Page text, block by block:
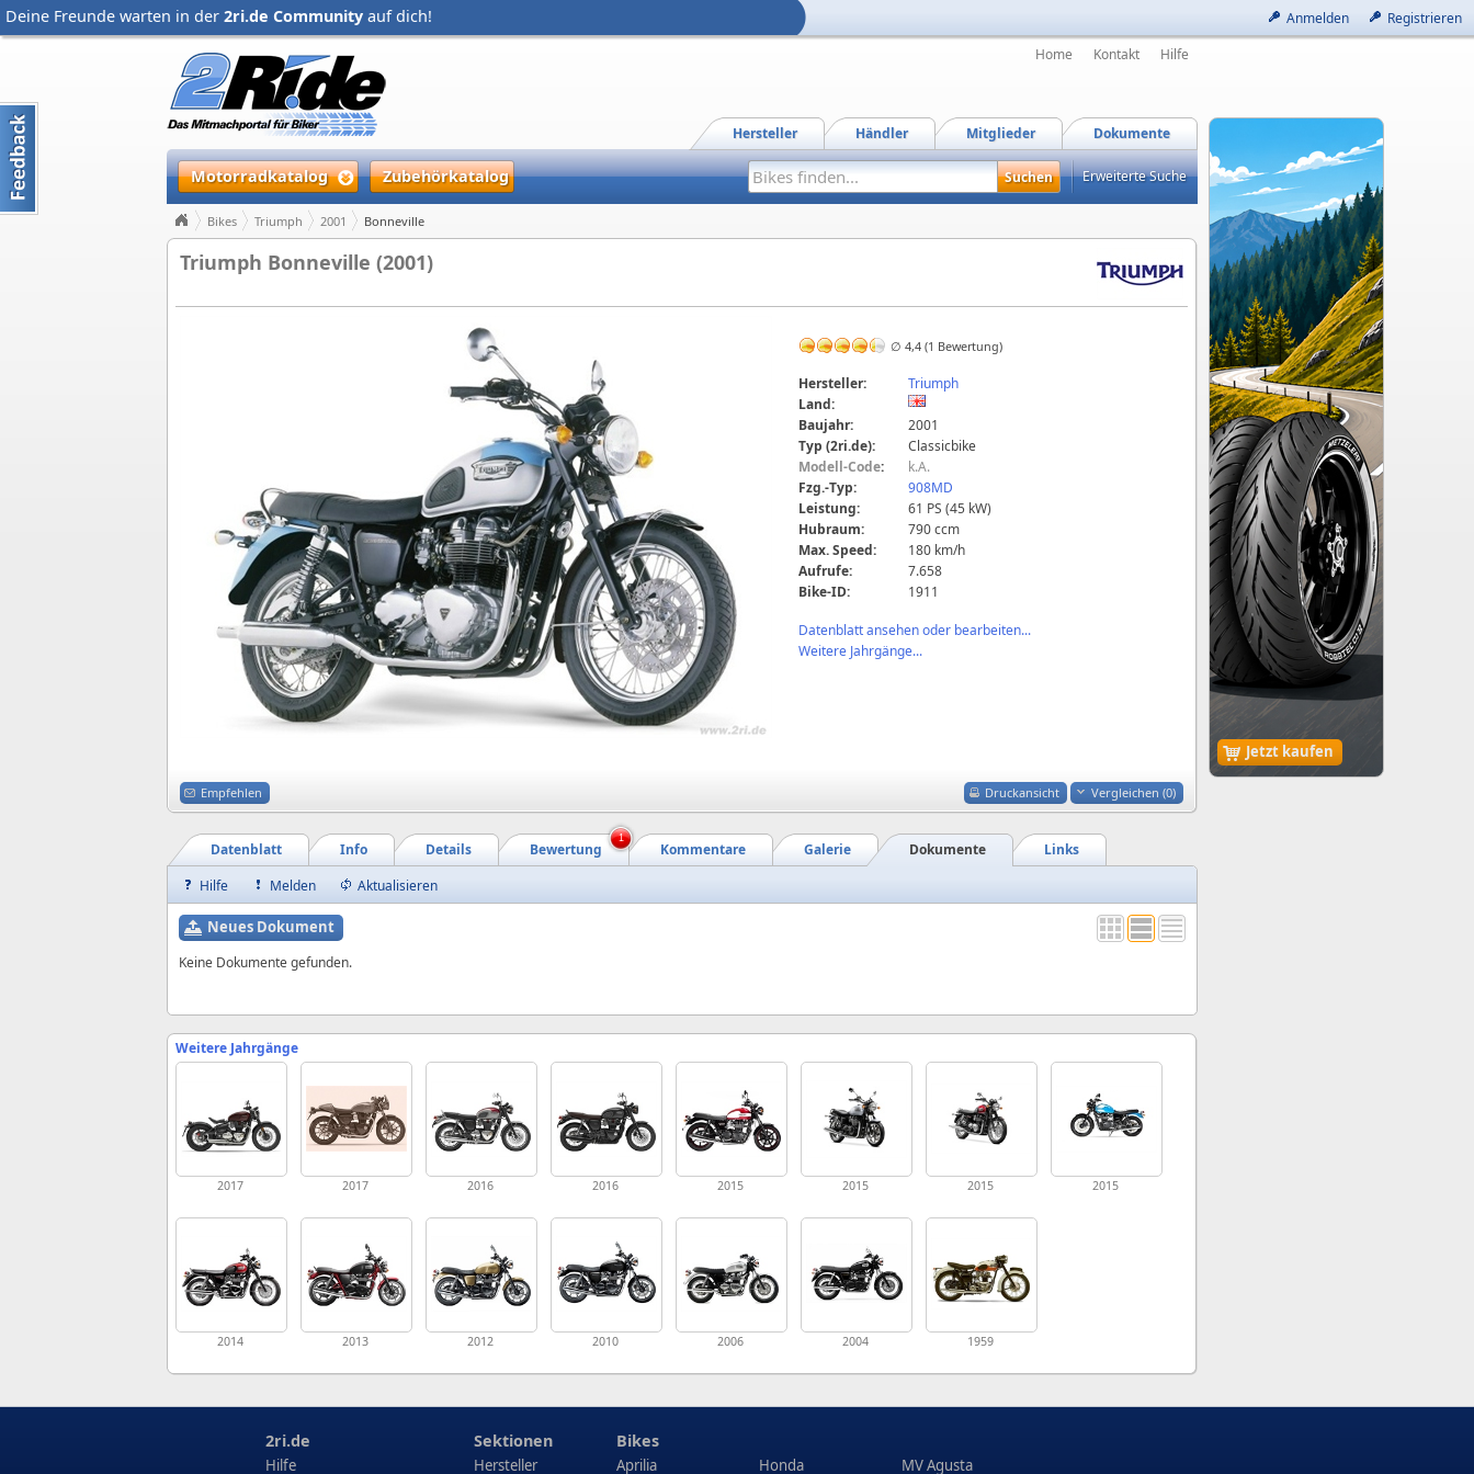
Anmelden Registrieren
Deine Freunde warten in der 2ri.de Community auf dich!
Jetzt kaufen
Home Kontakt Hilfe
Dokumente
Mitglieder
Händler
Hersteller
Motorradkatalog Zubehörkatalog Erweiterte Suche
Bikes Triumph 2001 Bonneville
Triumph Bonneville (2001)
∅ 4,4 (1 Bewertung)
Hersteller:
Triumph
Land:
Baujahr:
2001
Typ (2ri.de):
Classicbike
Modell-Code:
k.A.
Fzg.-Typ:
908MD
Leistung:
61 PS (45 kW)
Hubraum:
790 ccm
Max. Speed:
180 km/h
Aufrufe:
7.658
Bike-ID:
1911
Datenblatt ansehen oder bearbeiten...
Weitere Jahrgänge...
Druckansicht Vergleichen (0)
Empfehlen
Links
Dokumente
Galerie
Kommentare
Bewertung
Details
Info
Datenblatt
1
Hilfe Melden Aktualisieren
Neues Dokument
Keine Dokumente gefunden.
Weitere Jahrgänge
2017 2017 2016 2016 2015 2015 2015 2015
2014 2013 2012 2010 2006 2004 1959
2ri.de
Hilfe
Sektionen
Hersteller
Bikes
Aprilia Honda MV Agusta